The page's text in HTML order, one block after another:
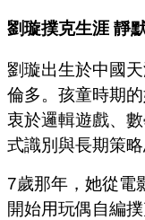
劉璇撲克生涯 靜
劉璇出生於中國
倫多。孩童時期
衷於邏輯遊戲、
式識別與長期策略
7歲那年，她從電
開始用玩偶自編